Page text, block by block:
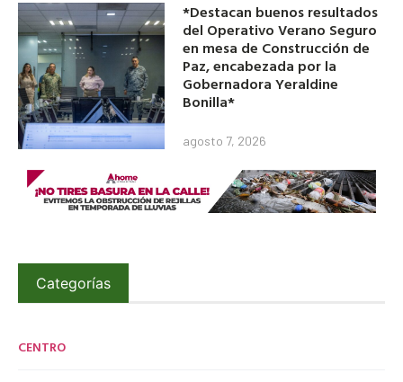
*Destacan buenos resultados
del Operativo Verano Seguro
en mesa de Construcción de
Paz, encabezada por la
Gobernadora Yeraldine
Bonilla*
agosto 7, 2026
Categorías
CENTRO